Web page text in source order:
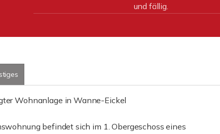
und fällig.
Wohnanlage in Wanne-Eickel
befindet sich im 1. Obergeschoss eines